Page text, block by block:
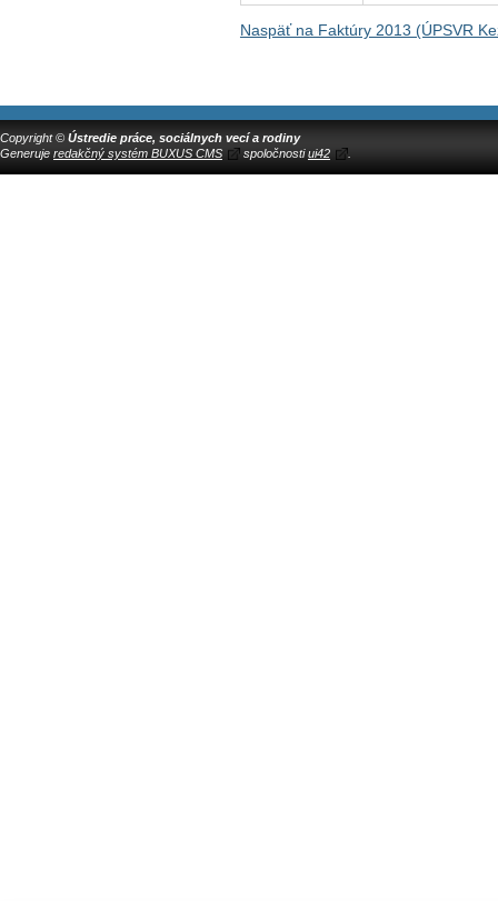
Naspäť na Faktúry 2013 (ÚPSVR
Copyright © Ústredie práce, sociálnych vecí a rodiny
Generuje redakčný systém BUXUS CMS spoločnostiui42